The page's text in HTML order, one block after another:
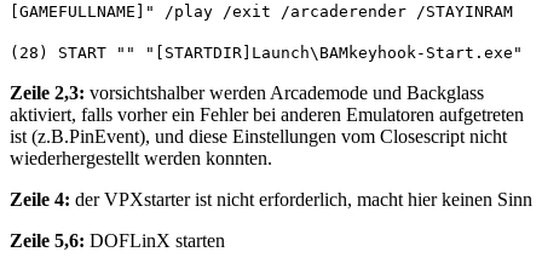
[GAMEFULLNAME]" /play /exit /arcaderender /STAYINRAM
(28) START "" "[STARTDIR]Launch\BAMkeyhook-Start.exe"
Zeile 2,3: vorsichtshalber werden Arcademode und Backglass
aktiviert, falls vorher ein Fehler bei anderen Emulatoren aufgetreten
ist (z.B.PinEvent), und diese Einstellungen vom Closescript nicht
wiederhergestellt werden konnten.
Zeile 4: der VPXstarter ist nicht erforderlich, macht hier keinen Sinn
Zeile 5,6: DOFLinX starten